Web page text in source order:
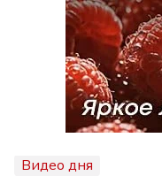
Видео дня